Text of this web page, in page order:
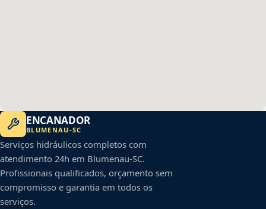
ENCANADOR
BLUMENAU-SC
Serviços hidráulicos completos com
atendimento 24h em Blumenau-SC.
Profissionais qualificados, orçamento sem
compromisso e garantia em todos os
serviços.